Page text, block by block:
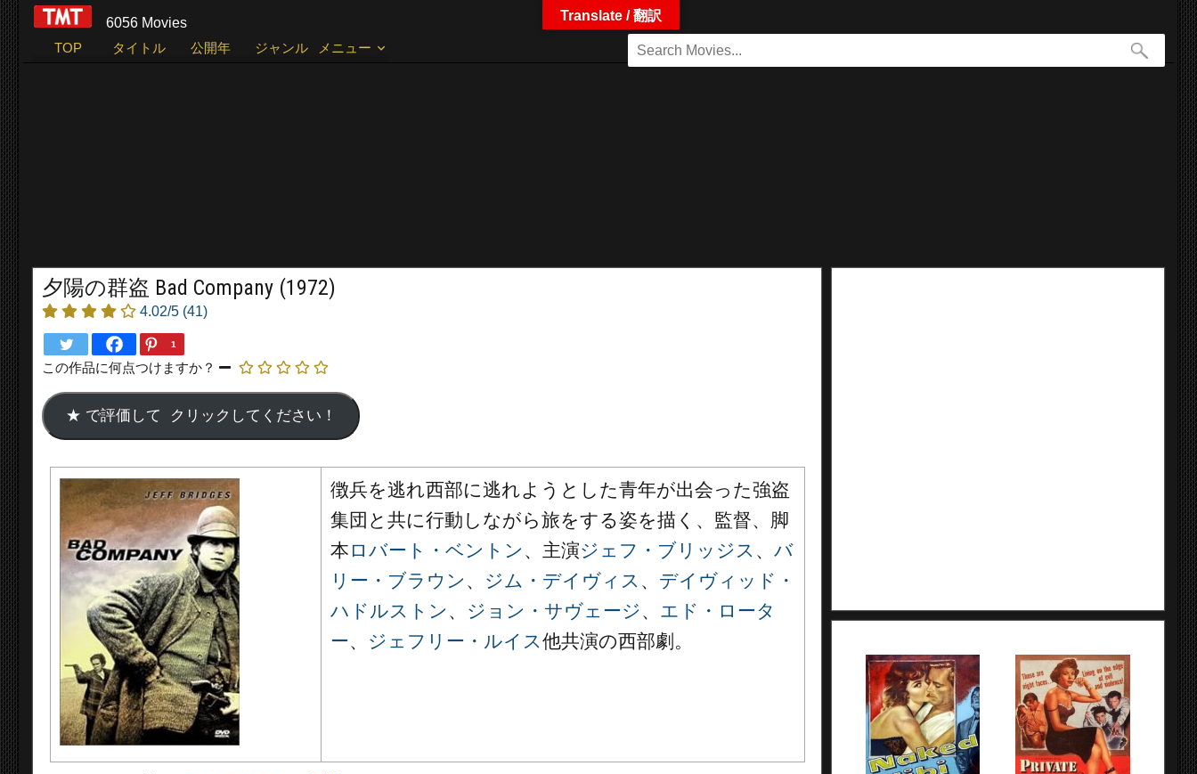
6056 Movies
TOP
タイトル 公開年 ジャンル メニュー
夕陽の群盗 Bad Company (1972)
4.02/5 (41)
1
この作品に何点つけますか？
徴兵を逃れ西部に逃れようとした青年が出会った強盗
集団と共に行動しながら旅をする姿を描く、監督、脚
本 ロバート・ベントン 、主演ジェフ・ブリッジス 、 バ
リー・ブラウン 、 ジム・デイヴィス 、 デイヴィッド・
ハドルストン 、 ジョン・サヴェージ、 エド・ロータ
ー、 ジェフリー・ルイス他共演の西部劇。
Translate / 翻訳